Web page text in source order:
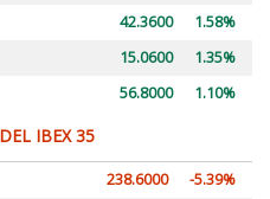
42.3600
1.58%
15.0600
1.35%
56.8000 1.10%
IBEX 35
238.6000
-5.39%